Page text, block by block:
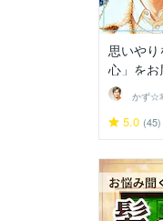
思いや
心」をお
かず☆
5.0 (45)